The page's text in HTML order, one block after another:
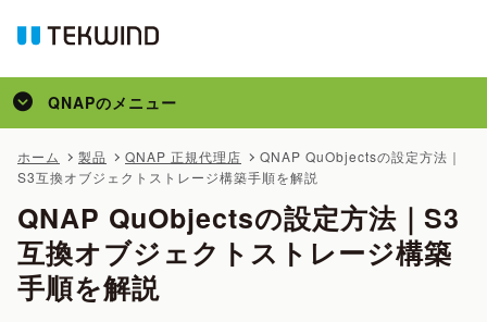
QNAPのメニュー
トップ
製品
かんたん見積
事例
特集
ホーム 製品 QNAP 正規代理店
QNAP QuObjectsの設定方法｜
S3互換オブジェクトストレージ構築手順を解説
QNAP QuObjectsの設定方法｜S3
互換オブジェクトストレージ構築
手順を解説